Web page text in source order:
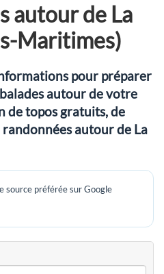
autour de La
Maritimes)
pour préparer
autour de votre
de topos gratuits, de
autour de La
source préférée sur Google